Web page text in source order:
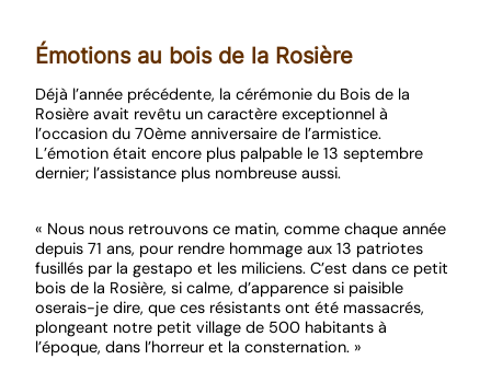
Émotions au bois de la Rosière
Déjà l’année précédente, la cérémonie du Bois de la
Rosière avait revêtu un caractère exceptionnel à
l’occasion du 70ème anniversaire de l’armistice.
L’émotion était encore plus palpable le 13 septembre
dernier; l’assistance plus nombreuse aussi.
« Nous nous retrouvons ce matin, comme chaque année
depuis 71 ans, pour rendre hommage aux 13 patriotes
fusillés par la gestapo et les miliciens. C’est dans ce petit
bois de la Rosière, si calme, d’apparence si paisible
oserais-je dire, que ces résistants ont été massacrés,
plongeant notre petit village de 500 habitants à
l’époque, dans l’horreur et la consternation. »